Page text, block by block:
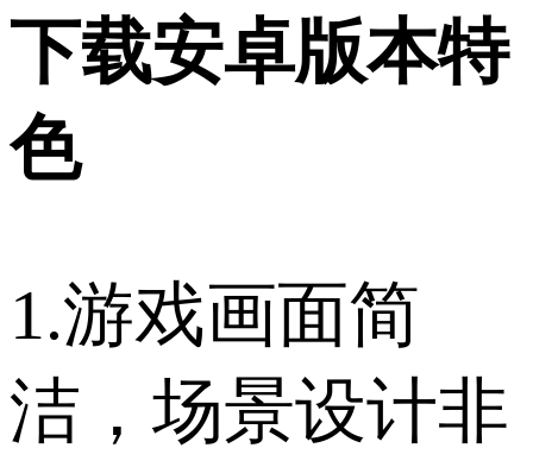
下载安卓版本特
色
1.游戏画面简
洁，场景设计非